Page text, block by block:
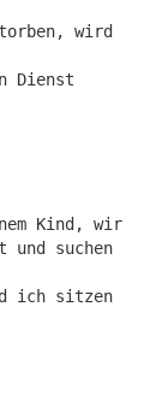
wird
Dienst
Kind, wir
und suchen
ich sitzen